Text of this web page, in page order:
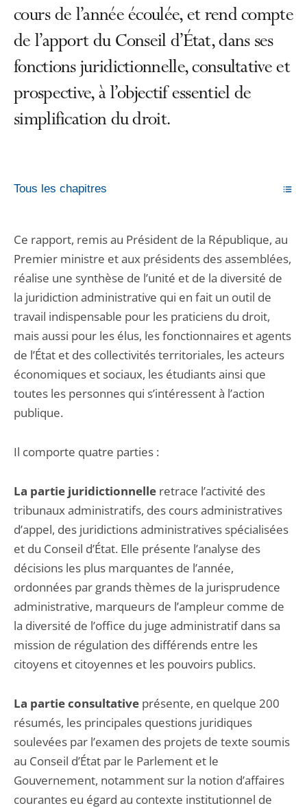
cours de l’année écoulée, et rend compte
de l’apport du Conseil d’État, dans ses
fonctions juridictionnelle, consultative et
prospective, à l’objectif essentiel de
simplification du droit.
Tous les chapitres
Ce rapport, remis au Président de la République, au
Premier ministre et aux présidents des assemblées,
réalise une synthèse de l’unité et de la diversité de
la juridiction administrative qui en fait un outil de
travail indispensable pour les praticiens du droit,
mais aussi pour les élus, les fonctionnaires et agents
de l’État et des collectivités territoriales, les acteurs
économiques et sociaux, les étudiants ainsi que
toutes les personnes qui s’intéressent à l’action
publique.
Il comporte quatre parties :
La partie juridictionnelle retrace l’activité des
tribunaux administratifs, des cours administratives
d’appel, des juridictions administratives spécialisées
et du Conseil d’État. Elle présente l’analyse des
décisions les plus marquantes de l’année,
ordonnées par grands thèmes de la jurisprudence
administrative, marqueurs de l’ampleur comme de
la diversité de l’office du juge administratif dans sa
mission de régulation des différends entre les
citoyens et citoyennes et les pouvoirs publics.
La partie consultative présente, en quelque 200
résumés, les principales questions juridiques
soulevées par l’examen des projets de texte soumis
au Conseil d’État par le Parlement et le
Gouvernement, notamment sur la notion d’affaires
courantes eu égard au contexte institutionnel de